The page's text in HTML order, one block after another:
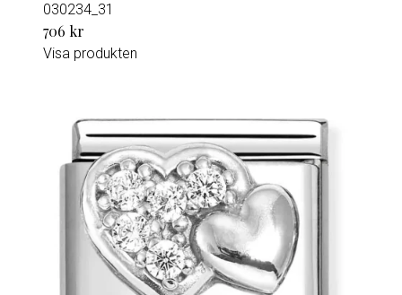
030234_31
706 kr
Visa produkten